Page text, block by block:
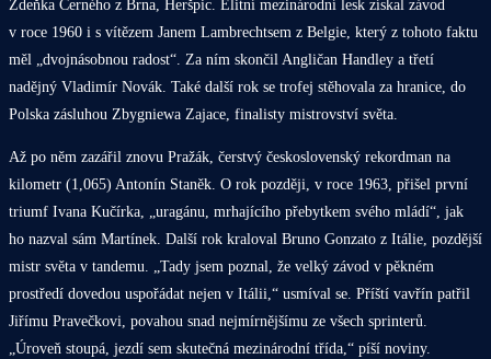
Zdeňka Černého z Brna, Heršpic. Elitní mezinárodní lesk získal závod
v roce 1960 i s vítězem Janem Lambrechtsem z Belgie, který z tohoto faktu
měl „dvojnásobnou radost“. Za ním skončil Angličan Handley a třetí
nadějný Vladimír Novák. Také další rok se trofej stěhovala za hranice, do
Polska zásluhou Zbygniewa Zajace, finalisty mistrovství světa.
Až po něm zazářil znovu Pražák, čerstvý československý rekordman na
kilometr (1,065) Antonín Staněk. O rok později, v roce 1963, přišel první
triumf Ivana Kučírka, „uragánu, mrhajícího přebytkem svého mládí“, jak
ho nazval sám Martínek. Další rok kraloval Bruno Gonzato z Itálie, pozdější
mistr světa v tandemu. „Tady jsem poznal, že velký závod v pěkném
prostředí dovedou uspořádat nejen v Itálii,“ usmíval se. Příští vavřín patřil
Jiřímu Pravečkovi, povahou snad nejmírnějšímu ze všech sprinterů.
„Úroveň stoupá, jezdí sem skutečná mezinárodní třída,“ píší noviny.